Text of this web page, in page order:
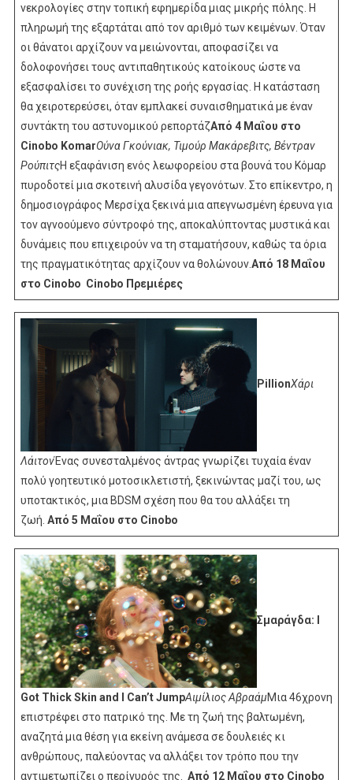
νεκρολογίες στην τοπική εφημερίδα μιας μικρής πόλης. Η
πληρωμή της εξαρτάται από τον αριθμό των κειμένων. Όταν
οι θάνατοι αρχίζουν να μειώνονται, αποφασίζει να
δολοφονήσει τους αντιπαθητικούς κατοίκους ώστε να
εξασφαλίσει το συνέχιση της ροής εργασίας. Η κατάσταση
θα χειροτερεύσει, όταν εμπλακεί συναισθηματικά με έναν
συντάκτη του αστυνομικού ρεπορτάζΑπό 4 Μαΐου στο
Cinobo KomarΟύνα Γκούνιακ, Τιμούρ Μακάρεβιτς, Βέντραν
ΡούπιτςΗ εξαφάνιση ενός λεωφορείου στα βουνά του Κόμαρ
πυροδοτεί μια σκοτεινή αλυσίδα γεγονότων. Στο επίκεντρο, η
δημοσιογράφος Μερσίχα ξεκινά μια απεγνωσμένη έρευνα για
τον αγνοούμενο σύντροφό της, αποκαλύπτοντας μυστικά και
δυνάμεις που επιχειρούν να τη σταματήσουν, καθώς τα όρια
της πραγματικότητας αρχίζουν να θολώνουν.Από 18 Μαΐου
στο Cinobo Cinobo Πρεμιέρες
PillionΧάρι
ΛάιτονΈνας συνεσταλμένος άντρας γνωρίζει τυχαία έναν
πολύ γοητευτικό μοτοσικλετιστή, ξεκινώντας μαζί του, ως
υποτακτικός, μια BDSM σχέση που θα του αλλάξει τη
ζωή. Από 5 Μαΐου στο Cinobo
Σμαράγδα: I
Got Thick Skin and I Can’t JumpΑιμίλιος ΑβραάμΜια 46χρονη
επιστρέφει στο πατρικό της. Με τη ζωή της βαλτωμένη,
αναζητά μια θέση για εκείνη ανάμεσα σε δουλειές κι
ανθρώπους, παλεύοντας να αλλάξει τον τρόπο που την
αντιμετωπίζει ο περίγυρός της. Από 12 Μαΐου στο Cinobo